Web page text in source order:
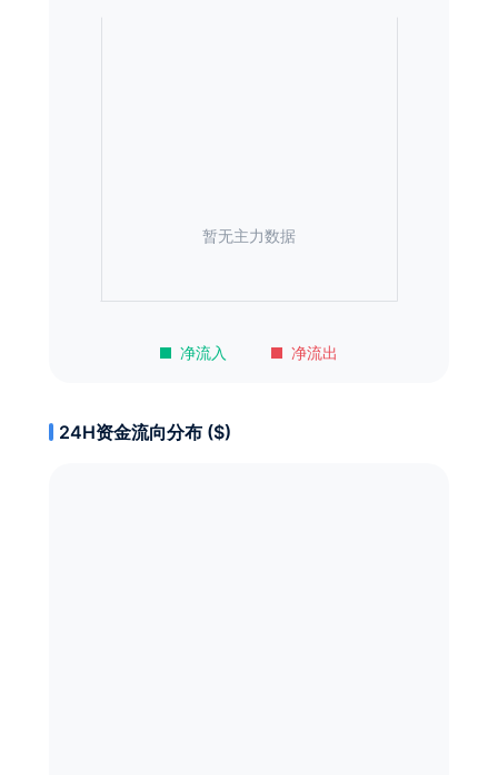
净流入 净流出
暂无主力数据
24H资金流向分布 ($)